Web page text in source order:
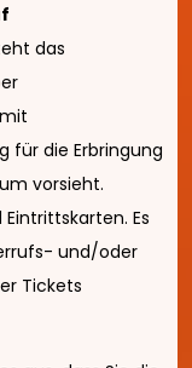
das
für die Erbringung
vorsieht.
Es
und/oder
Tickets